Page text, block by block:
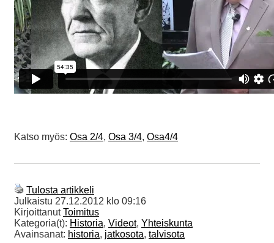
Katso myös: Osa 2/4, Osa 3/4, Osa4/4
Tulosta artikkeli
Julkaistu 27.12.2012 klo 09:16
KirjoittanutToimitus
Kategoria(t): Historia, Videot, Yhteiskunta
Avainsanat: historia, jatkosota, talvisota